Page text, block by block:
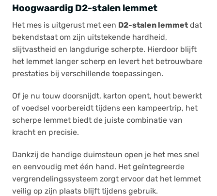
Hoogwaardig D2-stalen lemmet
Het mes is uitgerust met een D2-stalen lemmet dat
bekendstaat om zijn uitstekende hardheid,
slijtvastheid en langdurige scherpte. Hierdoor blijft
het lemmet langer scherp en levert het betrouwbare
prestaties bij verschillende toepassingen.
Of je nu touw doorsnijdt, karton opent, hout bewerkt
of voedsel voorbereidt tijdens een kampeertrip, het
scherpe lemmet biedt de juiste combinatie van
kracht en precisie.
Dankzij de handige duimsteun open je het mes snel
en eenvoudig met één hand. Het geïntegreerde
vergrendelingssysteem zorgt ervoor dat het lemmet
veilig op zijn plaats blijft tijdens gebruik.